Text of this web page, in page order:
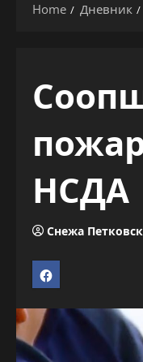
Home Дневник
НСДА
Снежа